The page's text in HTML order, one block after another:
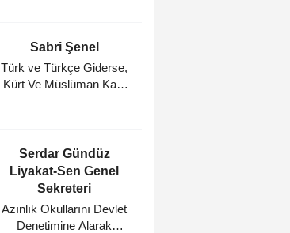
Sabri Şenel
Türk ve Türkçe Giderse,
Kürt Ve Müslüman Kalır
Serdar Gündüz
Liyakat-Sen Genel
Sekreteri
Azınlık Okullarını Devlet
Denetimine Alarak